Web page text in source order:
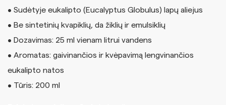
• Sudėtyje eukalipto (Eucalyptus Globulus) lapų aliejus
• Be sintetinių kvapiklių, da žiklių ir emulsiklių
• Dozavimas: 25 ml vienam litrui vandens
• Aromatas: gaivinančios ir kvėpavimą lengvinančios
eukalipto natos
• Tūris: 200 ml